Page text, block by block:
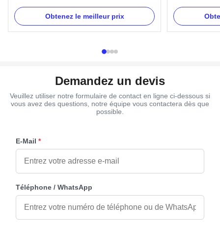
Accessories Coffin Decoration 14kg Casket
Accessories Corner Applications: wooden or
metal casket handle and decoration Competitive
Obtenez le meilleur prix
pattern
side of the
Standard
Demandez un devis
Veuillez utiliser notre formulaire de contact en ligne ci-dessous si
vous avez des questions, notre équipe vous contactera dès que
possible.
E-Mail *
Téléphone / WhatsApp